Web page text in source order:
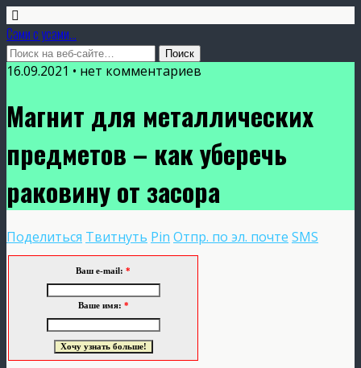
Сами с усами...
16.09.2021 • нет комментариев
Магнит для металлических
предметов – как уберечь
раковину от засора
Поделиться Твитнуть Pin Отпр. по эл. почте SMS
Ваш e-mail: *
Ваше имя: *